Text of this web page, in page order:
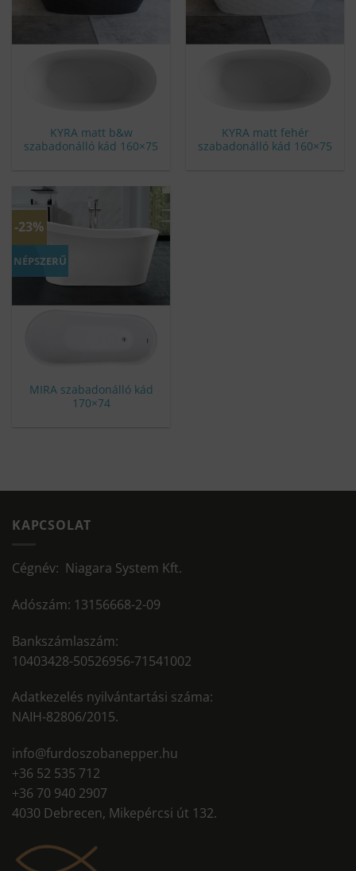
KYRA matt b&w
szabadonálló kád 160×75
KYRA matt fehér
szabadonálló kád 160×75
-23%
NÉPSZERŰ
MIRA szabadonálló kád
170×74
KAPCSOLAT
Cégnév: Niagara System Kft.
Adószám: 13156668-2-09
Bankszámlaszám:
10403428-50526956-71541002
Adatkezelés nyilvántartási száma:
NAIH-82806/2015.
info@furdoszobanepper.hu
+36 52 535 712
+36 70 940 2907
4030 Debrecen, Mikepércsi út 132.